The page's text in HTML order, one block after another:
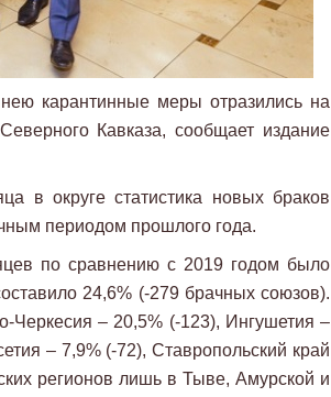
карантинные меры отразились на
Кавказа, сообщает издание
в округе статистика новых браков
периодом прошлого года.
по сравнению с 2019 годом было
24,6% (-279 брачных союзов).
Черкесия – 20,5% (-123), Ингушетия –
– 7,9% (-72), Ставропольский край
регионов лишь в Тыве, Амурской и